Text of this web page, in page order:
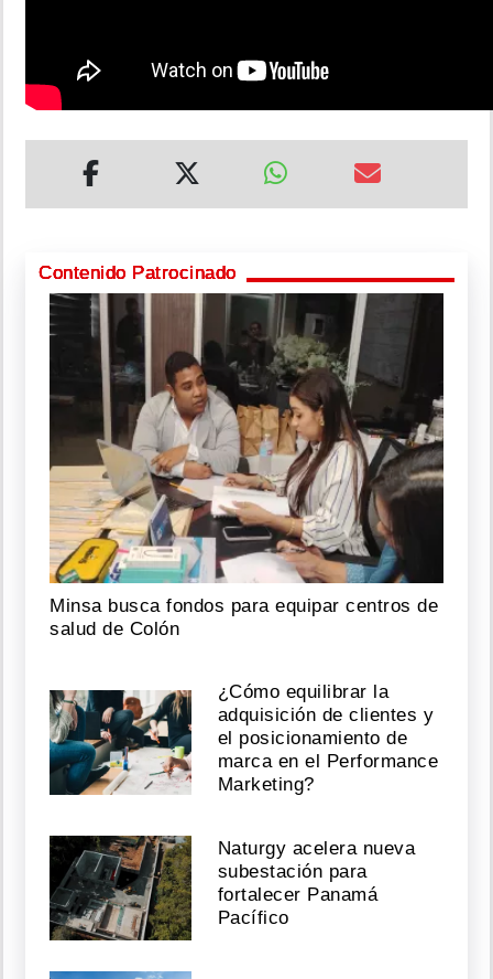
Contenido Patrocinado
Minsa busca fondos para equipar centros de
salud de Colón
¿Cómo equilibrar la
adquisición de clientes y
el posicionamiento de
marca en el Performance
Marketing?
Naturgy acelera nueva
subestación para
fortalecer Panamá
Pacífico